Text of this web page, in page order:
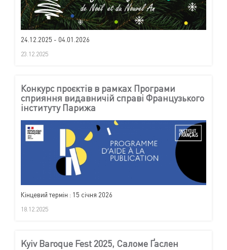
24.12.2025 - 04.01.2026
23.12.2025
Конкурс проєктів в рамках Програми
сприяння видавничій справі Французького
інституту Парижа
Кінцевий термін : 15 січня 2026
18.12.2025
Kyiv Baroque Fest 2025, Саломе Ґаслен